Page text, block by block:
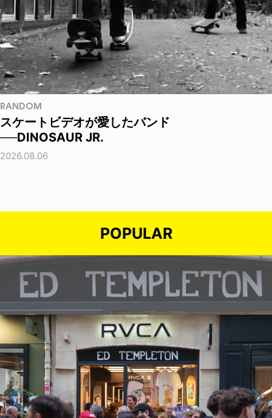
RANDOM
スケートビデオが愛したバンド
──DINOSAUR JR.
2026.08.06
POPULAR